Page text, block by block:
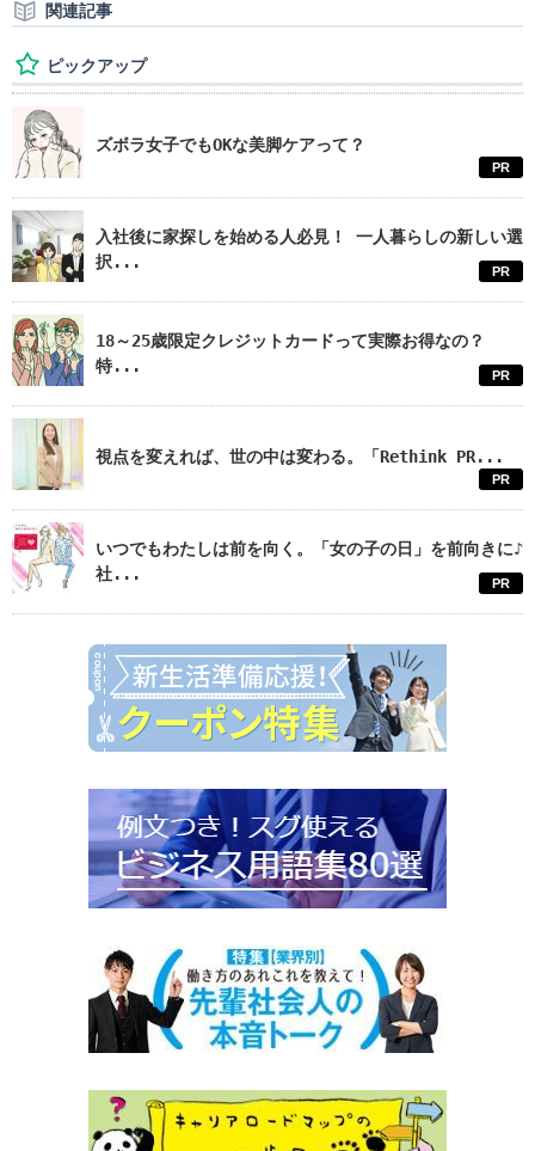
関連記事
ピックアップ
ズボラ女子でもOKな美脚ケアって？
PR
入社後に家探しを始める人必見！ 一人暮らしの新しい選
択...
PR
18～25歳限定クレジットカードって実際お得なの？
特...
PR
視点を変えれば、世の中は変わる。「Rethink PR...
PR
いつでもわたしは前を向く。「女の子の日」を前向きに♪
社...
PR